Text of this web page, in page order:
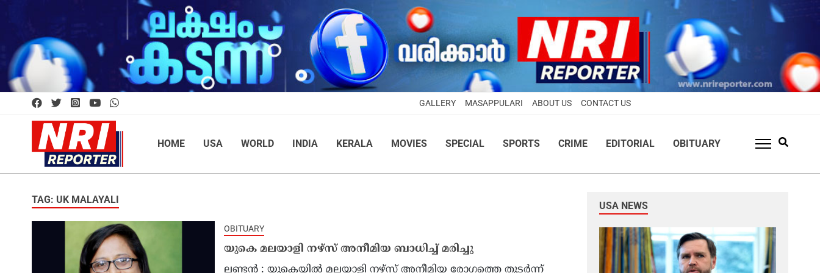
GALLERY MASAPPULARI ABOUT US CONTACT US
HOME USA WORLD INDIA KERALA MOVIES SPECIAL SPORTS CRIME EDITORIAL OBITUARY
TAG: UK MALAYALI
OBITUARY
യുകെ മലയാളി നഴ്‌സ് അനീമിയ ബാധിച്ച് മരിച്ചു
ലണ്ടന്‍ : യുകെയില്‍ മലയാളി നഴ്‌സ് അനീമിയ രോഗത്തെ തുടര്‍ന്ന്
USA NEWS